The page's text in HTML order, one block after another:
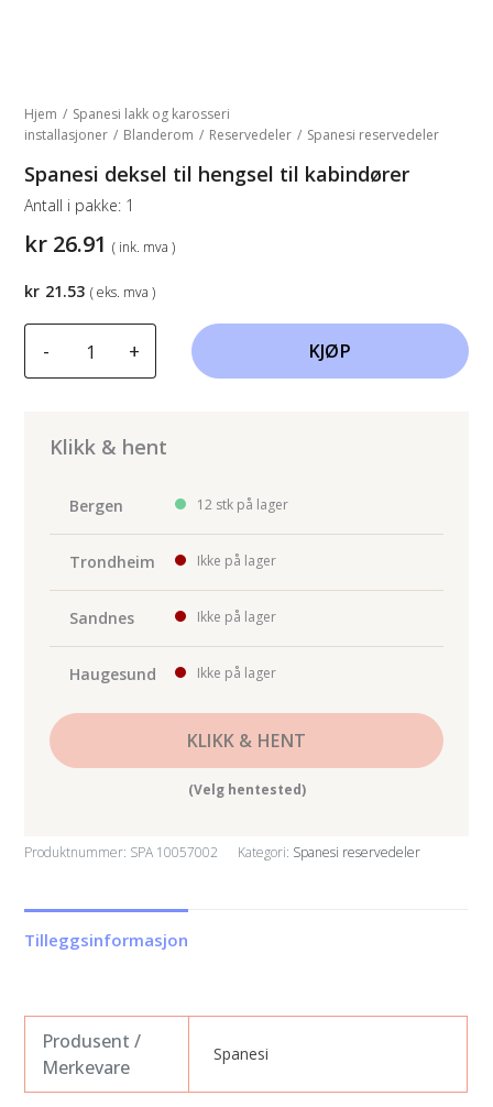
Hjem / Spanesi lakk og karosseri
installasjoner / Blanderom / Reservedeler / Spanesi reservedeler
Spanesi deksel til hengsel til kabindører
kr 26.91 ( ink. mva )
Antall i pakke: 1
- + KJØP
Klikk & hent
Bergen 12 stk på lager
Trondheim Ikke på lager
Sandnes Ikke på lager
Haugesund Ikke på lager
KLIKK & HENT
(Velg hentested)
Produktnummer: SPA 10057002 Kategori: Spanesi reservedeler
kr 21.53 ( eks. mva )
Tilleggsinformasjon
Produsent /
Merkevare
Spanesi